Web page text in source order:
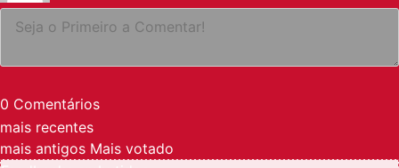
0 Comentários
mais recentes
mais antigos Mais votado